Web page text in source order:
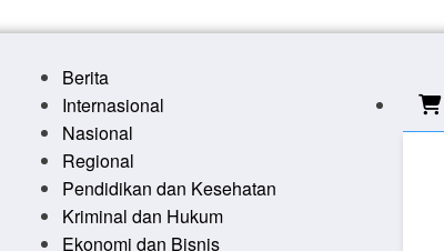
Berita
Internasional
Nasional
Regional
Pendidikan dan Kesehatan
Kriminal dan Hukum
Ekonomi dan Bisnis